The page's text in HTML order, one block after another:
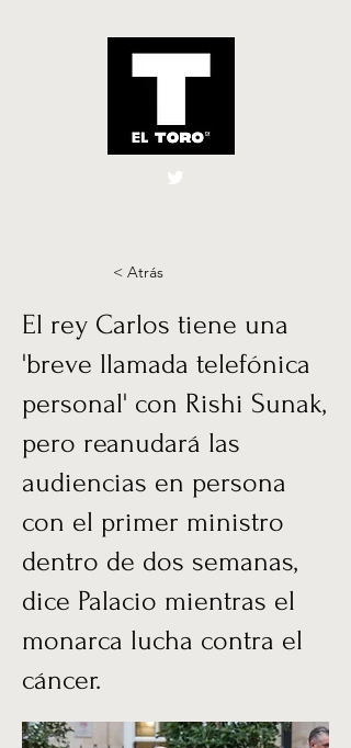
El Toro España
< Atrás
El rey Carlos tiene una
'breve llamada telefónica
personal' con Rishi Sunak,
pero reanudará las
audiencias en persona
con el primer ministro
dentro de dos semanas,
dice Palacio mientras el
monarca lucha contra el
cáncer.